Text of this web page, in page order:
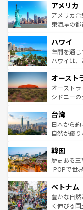
ンツ一覧を
の建物がそ
博物館もあ
ことがで
ば市内交通費
着のスイス
アメリカ
アメリカ合
東海岸の
のような巨
ンメント
西部には
部のニュー
文化が魅力
しみなが
ならではの贅沢な
情報はコ
ハワイ
年間を通
ハワイは
ワイ島は見
島だが、静
おすすめ
れるおもて
人々、お
ク、伝統
ワイを、存分に味わ
はコンテン
オースト
オーストラ
シドニー
リアリーフ
ク）、タ
ど、見ど
いる。アク
ビング、
い。オース
参照してほ
台湾
日本から
自然が織
ン）、静ひ
と山間の
驚きをもた
容にもいい
照してほし
韓国
歴史ある
-POPで世
き、地方に
できる。
まで、さ
ベトナム
豊かな自
く伸びる